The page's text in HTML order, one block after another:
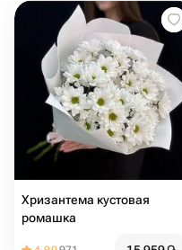
Хризантема кустовая
ромашка